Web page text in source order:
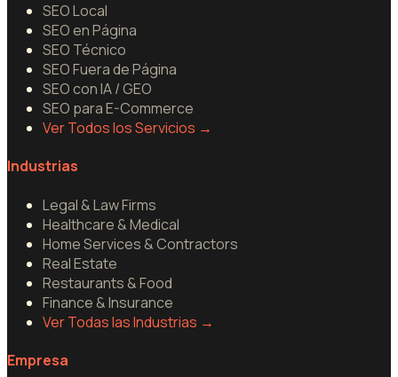
SEO Local
SEO en Página
SEO Técnico
SEO Fuera de Página
SEO con IA / GEO
SEO para E-Commerce
Ver Todos los Servicios →
Industrias
Legal & Law Firms
Healthcare & Medical
Home Services & Contractors
Real Estate
Restaurants & Food
Finance & Insurance
Ver Todas las Industrias →
Empresa